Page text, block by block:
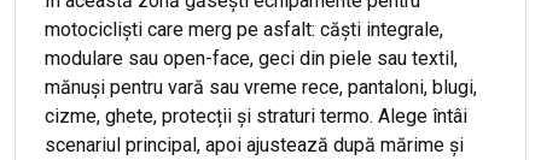
motocicliști care merg pe asfalt: căști integrale,
modulare sau open-face, geci din piele sau textil,
mănuși pentru vară sau vreme rece, pantaloni, blugi,
cizme, ghete, protecții și straturi termo. Alege întâi
scenariul principal, apoi ajustează după mărime și